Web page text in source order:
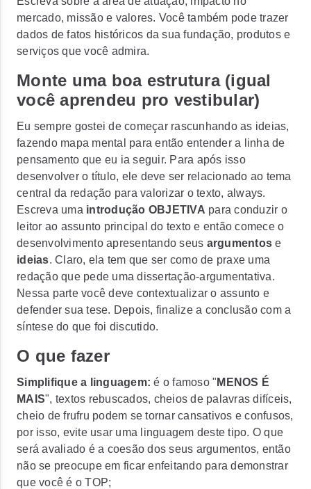
mercado, missão e valores. Você também pode trazer
dados de fatos históricos da sua fundação, produtos e
serviços que você admira.
Monte uma boa estrutura (igual
você aprendeu pro vestibular)
Eu sempre gostei de começar rascunhando as ideias,
fazendo mapa mental para então entender a linha de
pensamento que eu ia seguir. Para após isso
desenvolver o título, ele deve ser relacionado ao tema
central da redação para valorizar o texto, always.
Escreva uma introdução OBJETIVA para conduzir o
leitor ao assunto principal do texto e então comece o
desenvolvimento apresentando seus argumentos e
ideias. Claro, ela tem que ser como de praxe uma
redação que pede uma dissertação-argumentativa.
Nessa parte você deve contextualizar o assunto e
defender sua tese. Depois, finalize a conclusão com a
síntese do que foi discutido.
O que fazer
Simplifique a linguagem: é o famoso " MENOS É
MAIS", textos rebuscados, cheios de palavras difíceis,
cheio de frufru podem se tornar cansativos e confusos,
por isso, evite usar uma linguagem deste tipo. O que
será avaliado é a coesão dos seus argumentos, então
não se preocupe em ficar enfeitando para demonstrar
que você é o TOP;